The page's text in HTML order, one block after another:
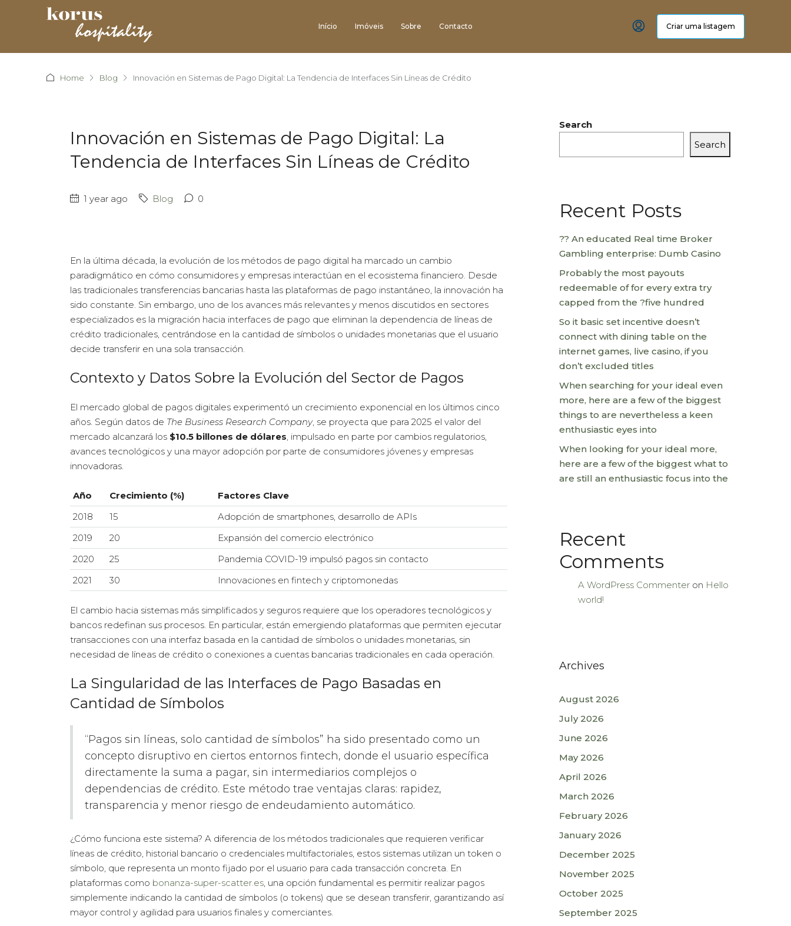
Início Imóveis Sobre Contacto Criar uma listagem
Home Blog Innovación en Sistemas de Pago Digital: La Tendencia de Interfaces Sin Líneas de Crédito
Innovación en Sistemas de Pago Digital: La
Tendencia de Interfaces Sin Líneas de Crédito
1 year ago Blog 0
En la última década, la evolución de los métodos de pago digital ha marcado un cambio
paradigmático en cómo consumidores y empresas interactúan en el ecosistema financiero. Desde
las tradicionales transferencias bancarias hasta las plataformas de pago instantáneo, la innovación ha
sido constante. Sin embargo, uno de los avances más relevantes y menos discutidos en sectores
especializados es la migración hacia interfaces de pago que eliminan la dependencia de líneas de
crédito tradicionales, centrándose en la cantidad de símbolos o unidades monetarias que el usuario
decide transferir en una sola transacción.
Contexto y Datos Sobre la Evolución del Sector de Pagos
El mercado global de pagos digitales experimentó un crecimiento exponencial en los últimos cinco
años. Según datos de The Business Research Company, se proyecta que para 2025 el valor del
mercado alcanzará los $10.5 billones de dólares, impulsado en parte por cambios regulatorios,
avances tecnológicos y una mayor adopción por parte de consumidores jóvenes y empresas
innovadoras.
Año Crecimiento (%)
Factores Clave
2018
15
Adopción de smartphones, desarrollo de APIs
2019
20
Expansión del comercio electrónico
2020
25
Pandemia COVID-19 impulsó pagos sin contacto
2021
30 Innovaciones en fintech y criptomonedas
El cambio hacia sistemas más simplificados y seguros requiere que los operadores tecnológicos y
bancos redefinan sus procesos. En particular, están emergiendo plataformas que permiten ejecutar
transacciones con una interfaz basada en la cantidad de símbolos o unidades monetarias, sin
necesidad de líneas de crédito o conexiones a cuentas bancarias tradicionales en cada operación.
La Singularidad de las Interfaces de Pago Basadas en
Cantidad de Símbolos
“Pagos sin líneas, solo cantidad de símbolos” ha sido presentado como un
concepto disruptivo en ciertos entornos fintech, donde el usuario específica
directamente la suma a pagar, sin intermediarios complejos o
dependencias de crédito. Este método trae ventajas claras: rapidez,
transparencia y menor riesgo de endeudamiento automático.
¿Cómo funciona este sistema? A diferencia de los métodos tradicionales que requieren verificar
líneas de crédito, historial bancario o credenciales multifactoriales, estos sistemas utilizan un token o
símbolo, que representa un monto fijado por el usuario para cada transacción concreta. En
plataformas como bonanza-super-scatter.es, una opción fundamental es permitir realizar pagos
simplemente indicando la cantidad de símbolos (o tokens) que se desean transferir, garantizando así
mayor control y agilidad para usuarios finales y comerciantes.
Search
Search
Recent Posts
?? An educated Real time Broker
Gambling enterprise: Dumb Casino
Probably the most payouts
redeemable of for every extra try
capped from the ?five hundred
So it basic set incentive doesn’t
connect with dining table on the
internet games, live casino, if you
don’t excluded titles
When searching for your ideal even
more, here are a few of the biggest
things to are nevertheless a keen
enthusiastic eyes into
When looking for your ideal more,
here are a few of the biggest what to
are still an enthusiastic focus into the
Recent
Comments
A WordPress Commenter on Hello
world!
Archives
August 2026
July 2026
June 2026
May 2026
April 2026
March 2026
February 2026
January 2026
December 2025
November 2025
October 2025
September 2025